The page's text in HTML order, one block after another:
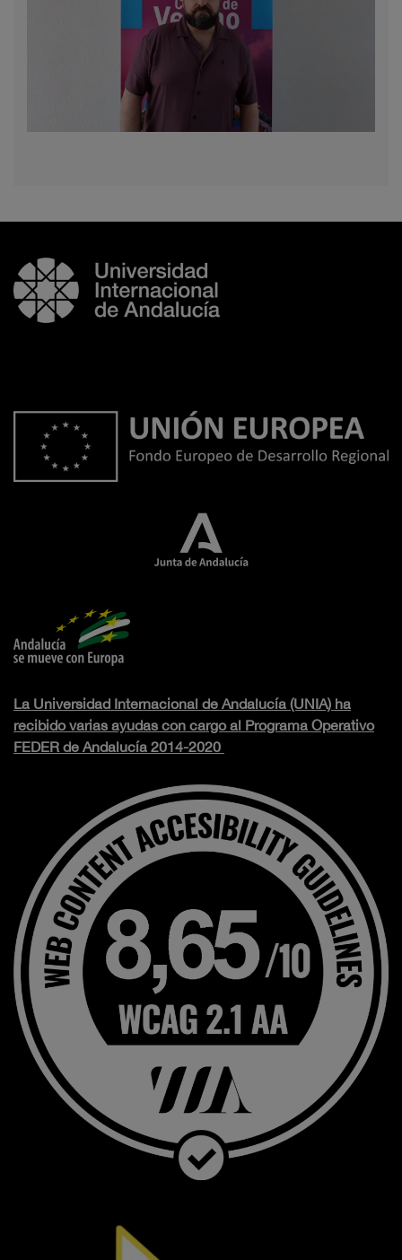
La Universidad Internacional de Andalucía (UNIA) ha
recibido varias ayudas con cargo al Programa Operativo
FEDER de Andalucía 2014-2020